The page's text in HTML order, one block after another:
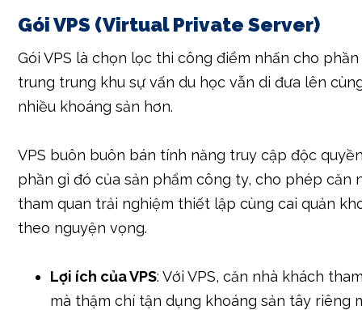
Gói VPS (Virtual Private Server)
Gói VPS là chọn lọc thi công điểm nhấn cho
trung trung khu sự vấn du học vẫn di đưa lên
nhiều khoáng sản hơn.
VPS buôn buôn bán tính năng truy cập độc
phần gì đó của sản phẩm công ty, cho phép căn
tham quan trải nghiệm thiết lập cùng cai quản
theo nguyện vọng.
Lợi ích của VPS: Với VPS, căn nhà khách
mà thậm chí tận dụng khoáng sản tây riêng